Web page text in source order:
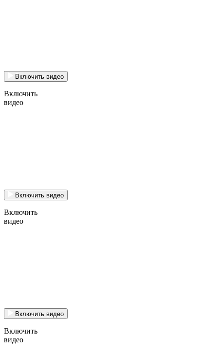
Включить видео
Включить
видео
Включить видео
Включить
видео
Включить видео
Включить
видео